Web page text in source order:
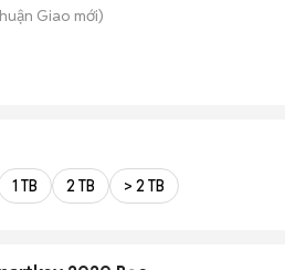
Giao mới)
1 TB 2 TB > 2 TB